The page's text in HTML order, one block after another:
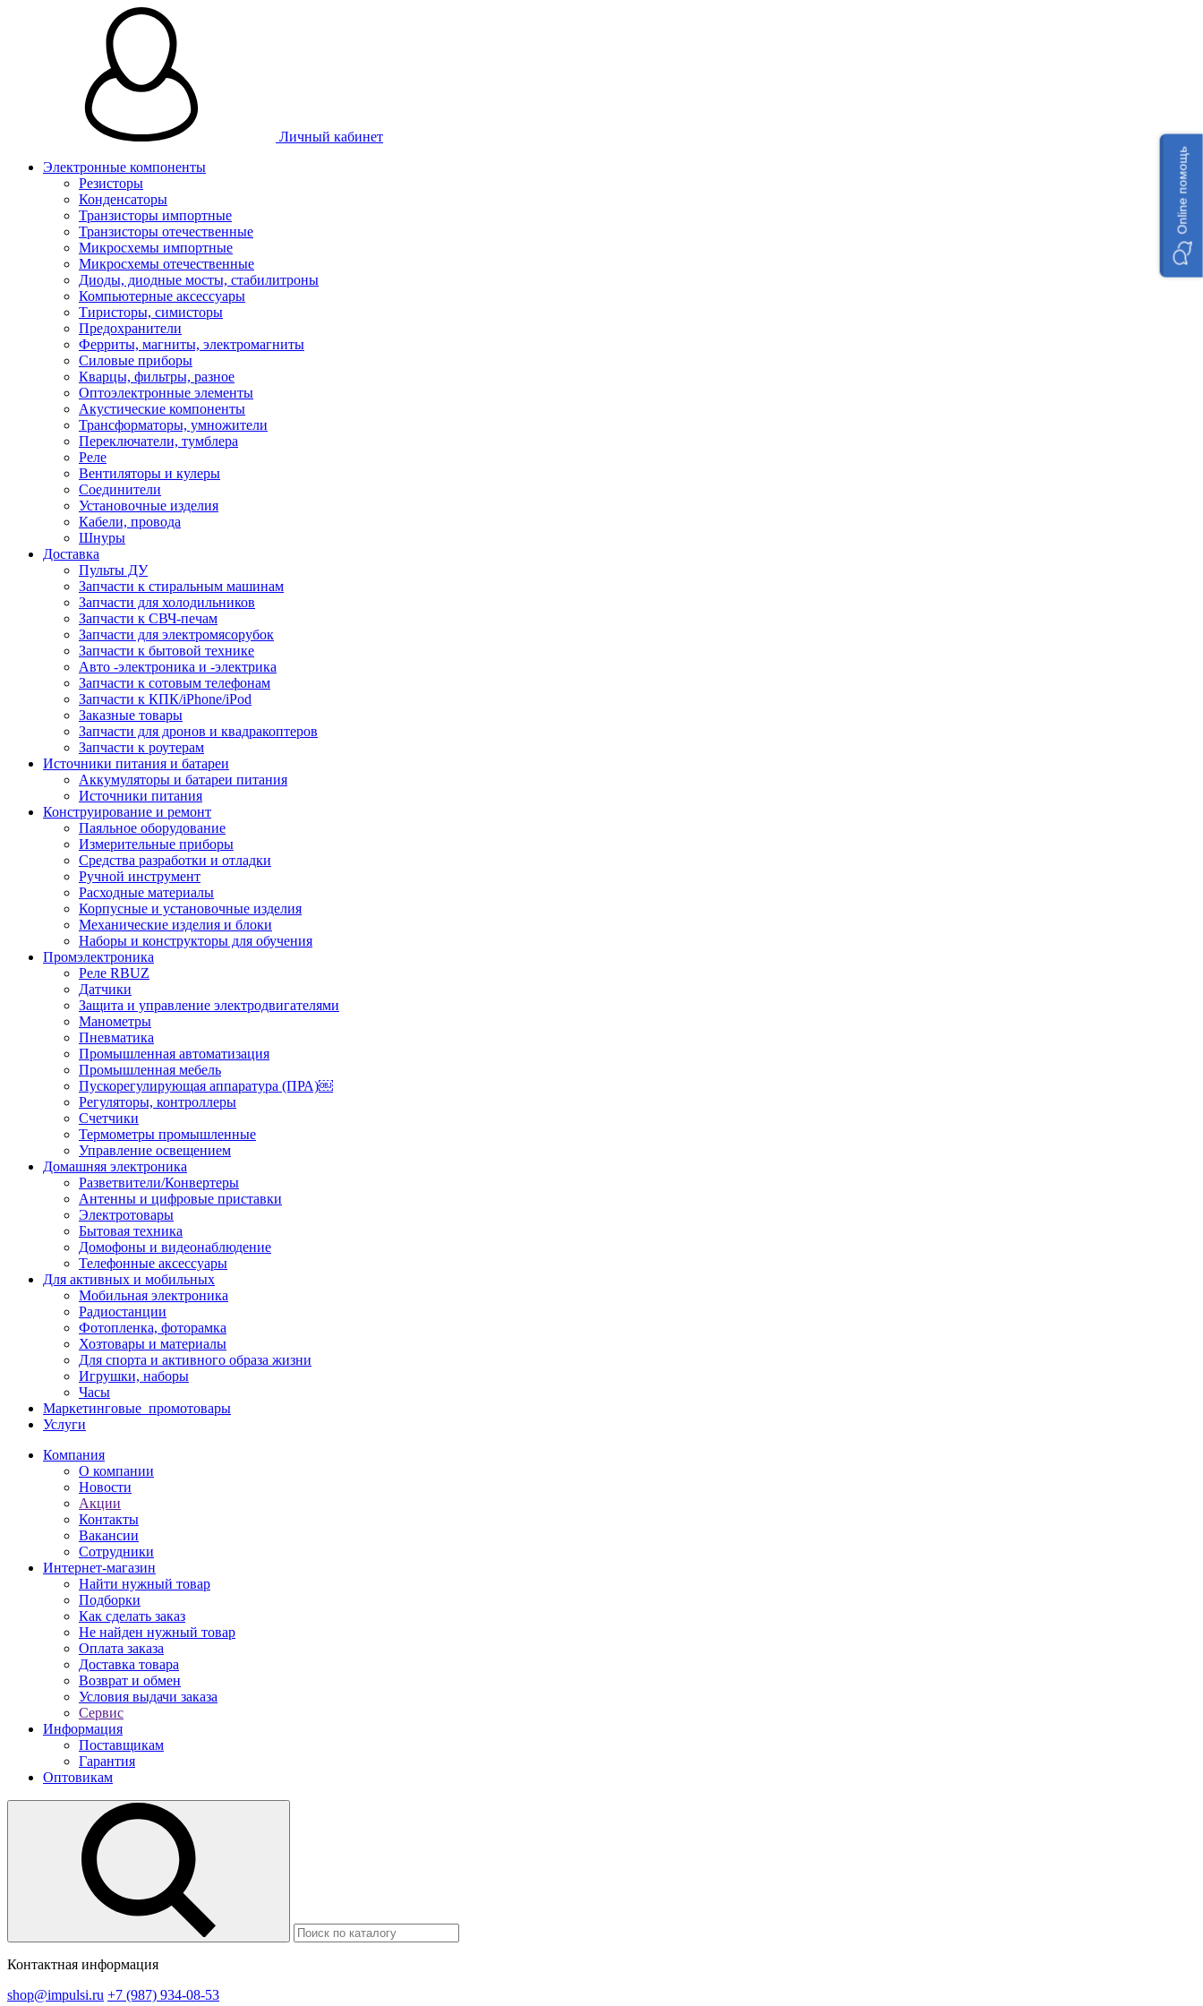
Личный кабинет
Электронные компоненты
Резисторы
Конденсаторы
Транзисторы импортные
Транзисторы отечественные
Микросхемы импортные
Микросхемы отечественные
Диоды, диодные мосты, стабилитроны
Компьютерные аксессуары
Тиристоры, симисторы
Предохранители
Ферриты, магниты, электромагниты
Силовые приборы
Кварцы, фильтры, разное
Оптоэлектронные элементы
Акустические компоненты
Трансформаторы, умножители
Переключатели, тумблера
Реле
Вентиляторы и кулеры
Соединители
Установочные изделия
Кабели, провода
Шнуры
Доставка
Пульты ДУ
Запчасти к стиральным машинам
Запчасти для холодильников
Запчасти к СВЧ-печам
Запчасти для электромясорубок
Запчасти к бытовой технике
Авто -электроника и -электрика
Запчасти к сотовым телефонам
Запчасти к КПК/iPhone/iPod
Заказные товары
Запчасти для дронов и квадракоптеров
Запчасти к роутерам
Источники питания и батареи
Аккумуляторы и батареи питания
Источники питания
Конструирование и ремонт
Паяльное оборудование
Измерительные приборы
Средства разработки и отладки
Ручной инструмент
Расходные материалы
Корпусные и установочные изделия
Механические изделия и блоки
Наборы и конструкторы для обучения
Промэлектроника
Реле RBUZ
Датчики
Защита и управление электродвигателями
Манометры
Пневматика
Промышленная автоматизация
Промышленная мебель
Пускорегулирующая аппаратура (ПРА)￼
Регуляторы, контроллеры
Счетчики
Термометры промышленные
Управление освещением
Домашняя электроника
Разветвители/Конвертеры
Антенны и цифровые приставки
Электротовары
Бытовая техника
Домофоны и видеонаблюдение
Телефонные аксессуары
Для активных и мобильных
Мобильная электроника
Радиостанции
Фотопленка, фоторамка
Хозтовары и материалы
Для спорта и активного образа жизни
Игрушки, наборы
Часы
Маркетинговые_промотовары
Услуги
Компания
О компании
Новости
Акции
Контакты
Вакансии
Сотрудники
Интернет-магазин
Найти нужный товар
Подборки
Как сделать заказ
Не найден нужный товар
Оплата заказа
Доставка товара
Возврат и обмен
Условия выдачи заказа
Сервис
Информация
Поставщикам
Гарантия
Оптовикам
Контактная информация
shop@impulsi.ru +7 (987) 934-08-53
Online помощь